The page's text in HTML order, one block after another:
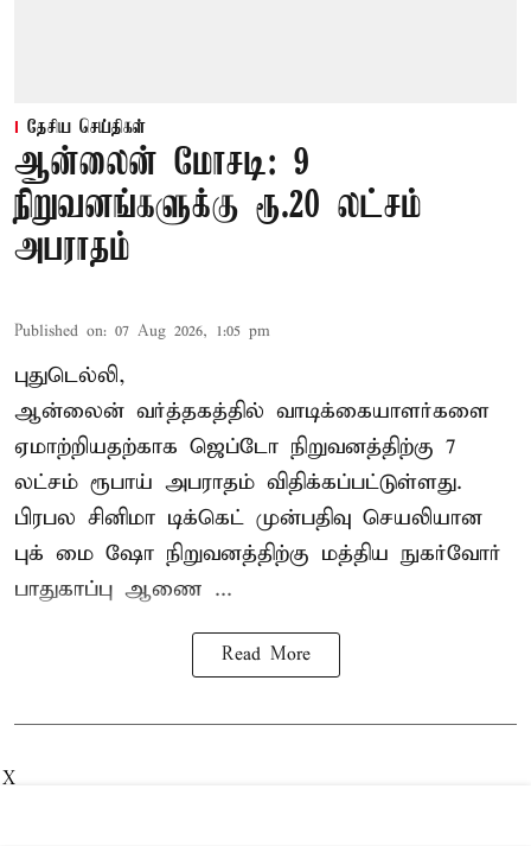
தேசிய செய்திகள்
ஆன்லைன் மோசடி: 9
நிறுவனங்களுக்கு ரூ.20 லட்சம்
அபராதம்
Published on: 07 Aug 2026, 1:05 pm
புதுடெல்லி,
ஆன்லைன் வர்த்தகத்தில் வாடிக்கையாளர்களை
ஏமாற்றியதற்காக ஜெப்டோ நிறுவனத்திற்கு 7
லட்சம் ரூபாய் அபராதம் விதிக்கப்பட்டுள்ளது.
பிரபல சினிமா டிக்கெட் முன்பதிவு செயலியான
புக் மை ஷோ நிறுவனத்திற்கு மத்திய நுகர்வோர்
பாதுகாப்பு ஆணை ...
Read More
X